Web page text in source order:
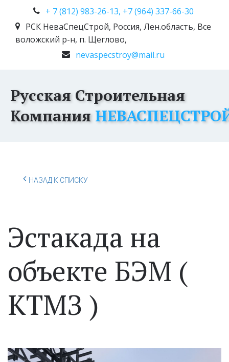
+ 7 (812) 983-26-13, +7 (964) 337-66-30
РСК НеваСпецСтрой, Россия, Лен.область, Все
воложский р-н, п. Щеглово,
nevaspecstroy@mail.ru
Русская Строительная
Компания
НАЗАД К СПИСКУ
Эстакада на
объекте БЭМ (
КТМЗ )